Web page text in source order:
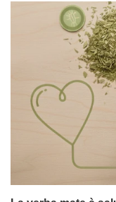
La yerba mate è